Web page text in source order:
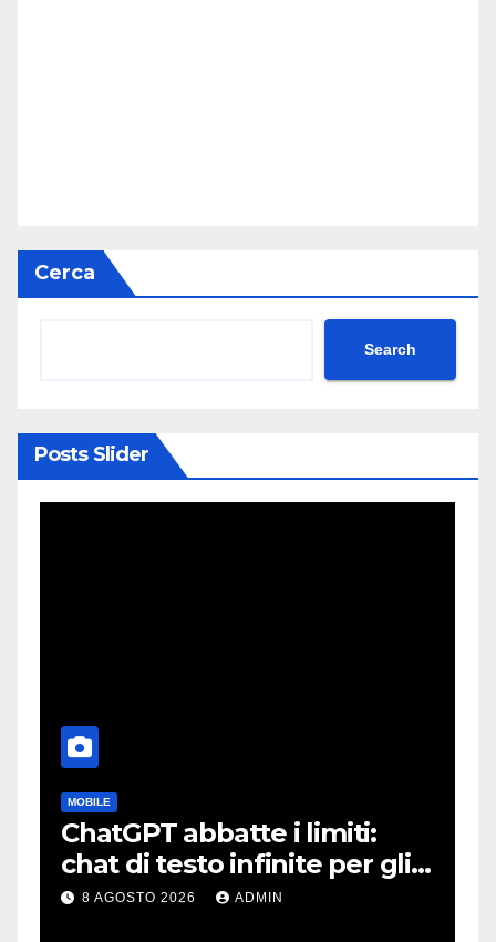
Cerca
Search
Posts Slider
MOBILE
ChatGPT abbatte i limiti:
chat di testo infinite per gli
account gratis e intelligenza
8 AGOSTO 2026 ADMIN